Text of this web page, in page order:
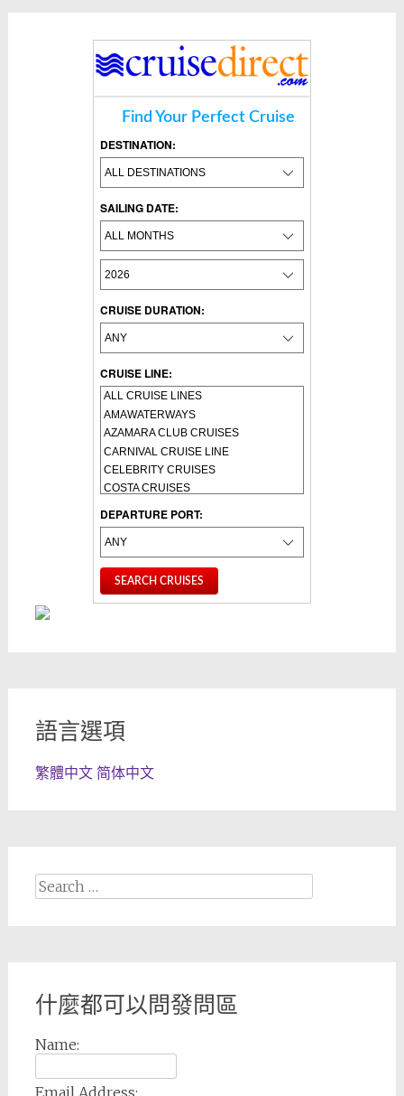
Find Your Perfect Cruise
DESTINATION:
SAILING DATE:
CRUISE DURATION:
CRUISE LINE:
DEPARTURE PORT:
語言選項
繁體中文 简体中文
Search
什麼都可以問發問區
Name: